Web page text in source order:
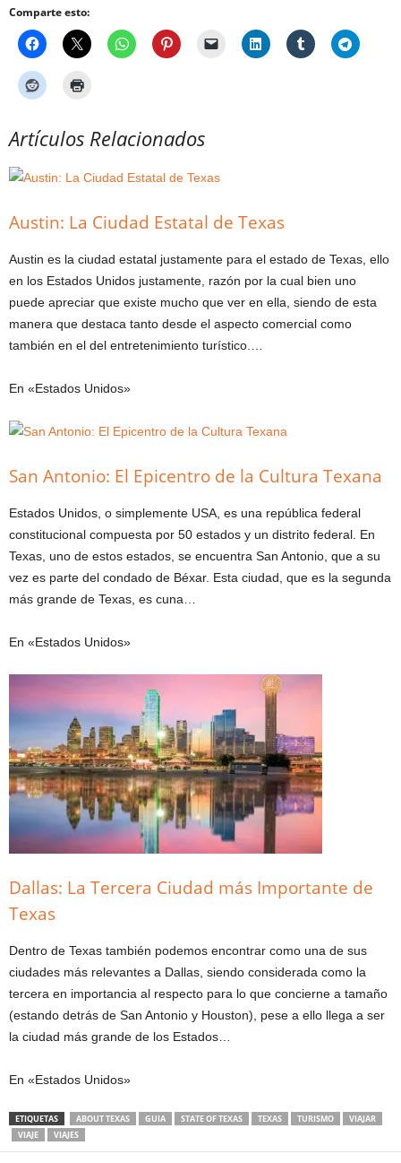
Comparte esto:
Artículos Relacionados
Austin: La Ciudad Estatal de Texas
Austin es la ciudad estatal justamente para el estado de Texas, ello
en los Estados Unidos justamente, razón por la cual bien uno
puede apreciar que existe mucho que ver en ella, siendo de esta
manera que destaca tanto desde el aspecto comercial como
también en el del entretenimiento turístico.…
En «Estados Unidos»
San Antonio: El Epicentro de la Cultura Texana
Estados Unidos, o simplemente USA, es una república federal
constitucional compuesta por 50 estados y un distrito federal. En
Texas, uno de estos estados, se encuentra San Antonio, que a su
vez es parte del condado de Béxar. Esta ciudad, que es la segunda
más grande de Texas, es cuna…
En «Estados Unidos»
Dallas: La Tercera Ciudad más Importante de
Texas
Dentro de Texas también podemos encontrar como una de sus
ciudades más relevantes a Dallas, siendo considerada como la
tercera en importancia al respecto para lo que concierne a tamaño
(estando detrás de San Antonio y Houston), pese a ello llega a ser
la ciudad más grande de los Estados…
En «Estados Unidos»
ETIQUETAS ABOUT TEXAS GUIA STATE OF TEXAS TEXAS TURISMO
VIAJAR
VIAJE
VIAJES